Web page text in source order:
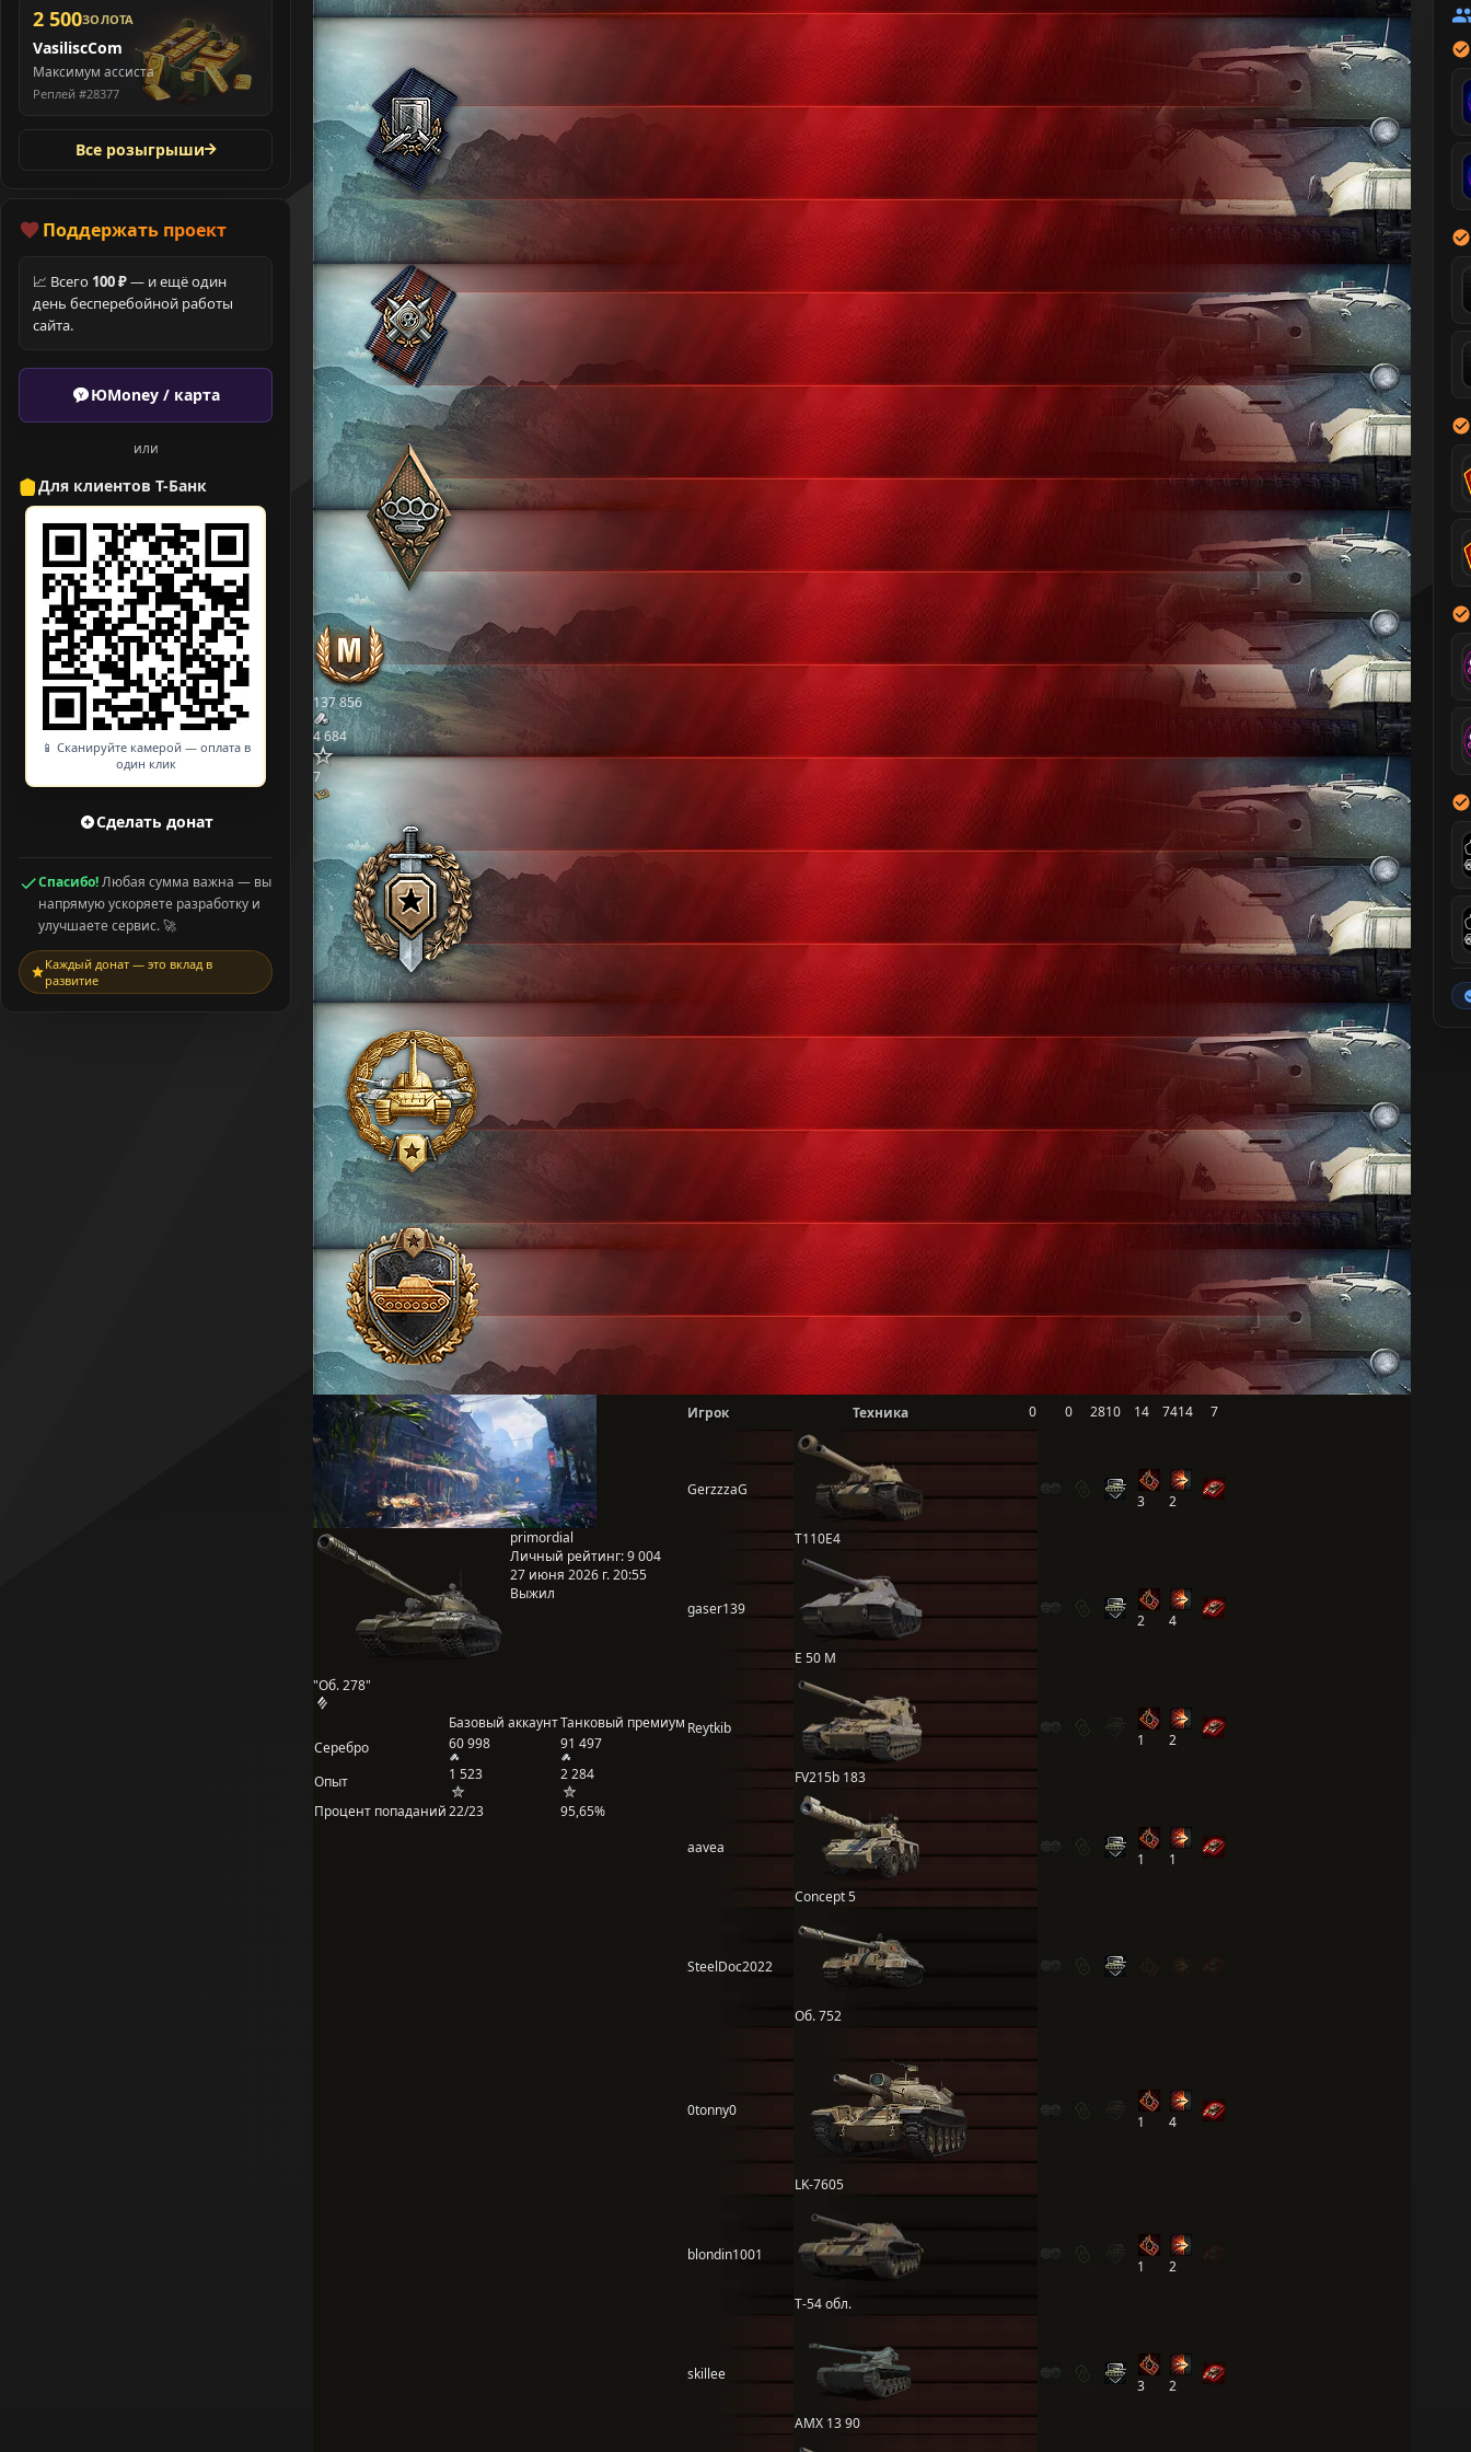
2 500ЗОЛОТА
VasiliscCom
Максимум ассиста
Реплей #28377
Все розыгрыши
Поддержать проект
📈 Всего 100 ₽— и ещё один
день бесперебойной работы
сайта.
ЮMoney / карта
или
Для клиентов Т-Банк
📱 Сканируйте камерой — оплата в
один клик
Сделать донат
Спасибо!Любая сумма важна — вы
напрямую ускоряете разработку и
улучшаете сервис. 🚀
Каждый донат — это вклад в
развитие
137 856
4 684
7
"Об. 278"
primordial
Личный рейтинг:9 004
27 июня 2026 г. 20:55
Выжил
Базовый аккаунтТанковый премиум
Серебро
60 998 91 497
Опыт 1 523
2 284
Процент попаданий22/23 95,65%
Игрок Техника 0 0 2810 14 7414 7
GerzzzaG
T110E4
3 2
gaser139
E 50 M
2 4
Reytkib
FV215b 183
1 2
aavea
Concept 5
1 1
SteelDoc2022
Об. 752
0tonny0
LK-7605
1 4
blondin1001
Т-54 обл.
1 2
skillee
AMX 13 90
3 2